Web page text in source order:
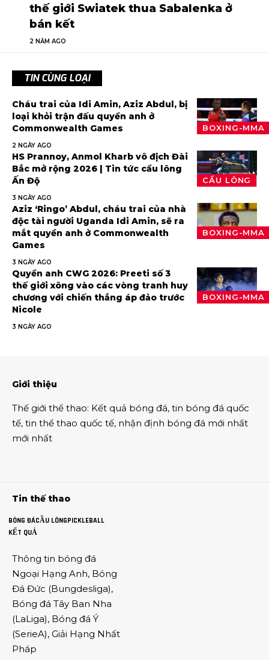
thế giới Swiatek thua Sabalenka ở
bán kết
2 NĂM AGO
TIN CÙNG LOẠI
BOXING-MMA
Cháu trai của Idi Amin, Aziz Abdul, bị
loại khỏi trận đấu quyền anh ở
Commonwealth Games
2 NGÀY AGO
CẦU LÔNG
HS Prannoy, Anmol Kharb vô địch Đài
Bắc mở rộng 2026 | Tin tức cầu lông
Ấn Độ
3 NGÀY AGO
BOXING-MMA
Aziz ‘Ringo’ Abdul, cháu trai của nhà
độc tài người Uganda Idi Amin, sẽ ra
mắt quyền anh ở Commonwealth
Games
3 NGÀY AGO
BOXING-MMA
Quyền anh CWG 2026: Preeti số 3
thế giới xông vào các vòng tranh huy
chương với chiến thắng áp đảo trước
Nicole
3 NGÀY AGO
Giới thiệu
Thế giới thể thao: Kết quả bóng đá, tin bóng đá quốc
tế, tin thể thao quốc tế, nhận định bóng đá mới nhất
mới nhất
Tin thế thao
BÓNG ĐÁCẦU LÔNGPICKLEBALL
KẾT QUẢ
Thông tin bóng đá
Ngoại Hạng Anh, Bóng
Đá Đức (Bungdesliga),
Bóng đá Tây Ban Nha
(LaLiga), Bóng đá Ý
(SerieA), Giải Hạng Nhất
Pháp